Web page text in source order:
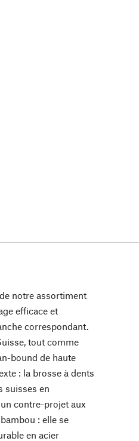
notre assortiment
efficace et
correspondant.
tout comme
bound de haute
: la brosse à dents
suisses en
contre-projet aux
: elle se
en acier